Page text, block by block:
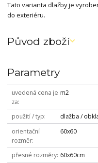
Tato varianta dlažby je
do exteriéru.
Původ zboží
Parametry
uvedená cena je
za
m2
použití / typ
dlažba /
orientační
rozměr
60x60
přesné rozměry 60x60cm